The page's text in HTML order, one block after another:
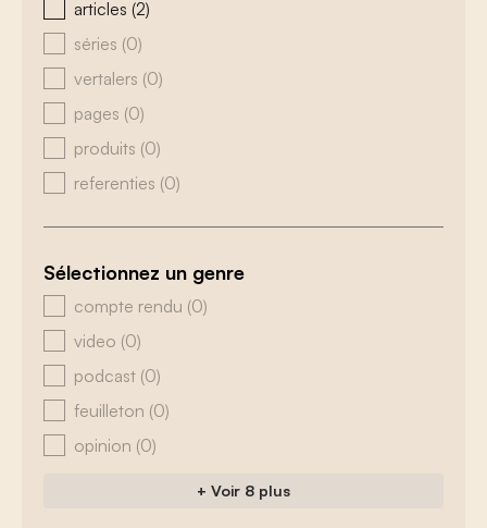
zoeken - type
articles (2)
séries (0)
vertalers (0)
pages (0)
produits (0)
referenties (0)
Sélectionnez un genre
zoeken - genre
compte rendu (0)
video (0)
podcast (0)
feuilleton (0)
opinion (0)
+ Voir 8 plus